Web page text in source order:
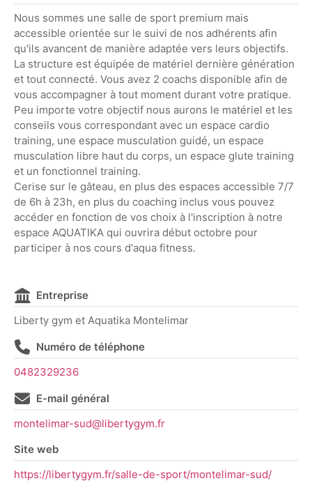
Nous sommes une salle de sport premium mais
accessible orientée sur le suivi de nos adhérents afin
qu'ils avancent de manière adaptée vers leurs objectifs.
La structure est équipée de matériel dernière génération
et tout connecté. Vous avez 2 coachs disponible afin de
vous accompagner à tout moment durant votre pratique.
Peu importe votre objectif nous aurons le matériel et les
conseils vous correspondant avec un espace cardio
training, une espace musculation guidé, un espace
musculation libre haut du corps, un espace glute training
et un fonctionnel training.
Cerise sur le gâteau, en plus des espaces accessible 7/7
de 6h à 23h, en plus du coaching inclus vous pouvez
accéder en fonction de vos choix à l'inscription à notre
espace AQUATIKA qui ouvrira début octobre pour
participer à nos cours d'aqua fitness.
Entreprise
Liberty gym et Aquatika Montelimar
Numéro de téléphone
0482329236
E-mail général
montelimar-sud@libertygym.fr
Site web
https://libertygym.fr/salle-de-sport/montelimar-sud/